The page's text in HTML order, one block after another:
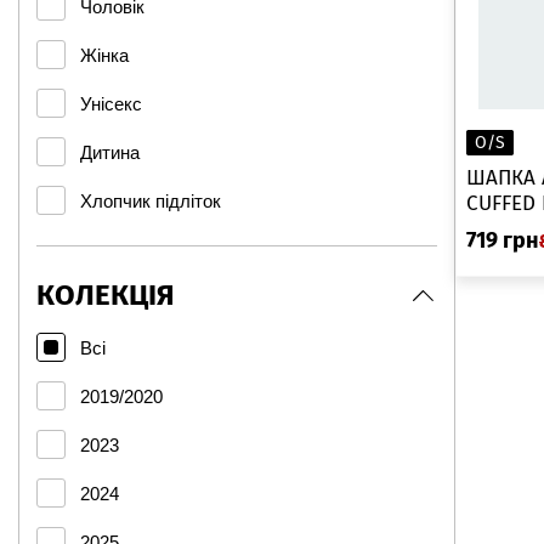
Termit
Under Armour
OUTHORN
Grisport
Zeiner
Hi-Tec
MARTES
IGUANA
IQ
Viking
Чоловік
Жінка
Унісекс
Дитина
Хлопчик підліток
КОЛЕКЦІЯ
Всі
2019/2020
2023
2024
O/S
ШАПКА
719 грн